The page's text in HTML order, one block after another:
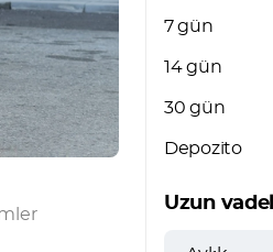
7 gün
14 gün
30 gün
Depozito
Uzun